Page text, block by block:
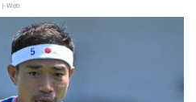
Web